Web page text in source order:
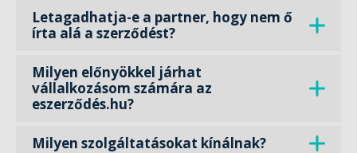
Letagadhatja-e a partner, hogy nem ő
írta alá a szerződést?
Milyen előnyökkel járhat
vállalkozásom számára az
eszerződés.hu?
Milyen szolgáltatásokat kínálnak?